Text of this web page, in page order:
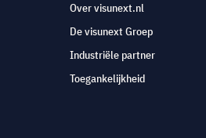
Over visunext.nl
De visunext Groep
Industriële partner
Toegankelijkheid